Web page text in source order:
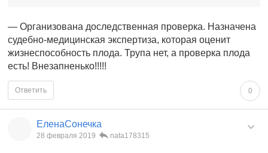
— Организована доследственная проверка. Назначена
судебно-медицинская экспертиза, которая оценит
жизнеспособность плода. Трупа нет, а проверка плода
есть! Внезапненько!!!!!
0
Ответить
ЕленаСонечка
28 февраля 2019 nata178315